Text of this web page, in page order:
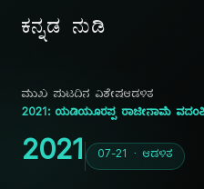
ಕನ್ನಡ ನುಡಿ
ಮುಖ ಪುಟದಿನ ವಿಶೇಷಆಡಳಿತ
2021 07-21 · ಆಡಳಿತ